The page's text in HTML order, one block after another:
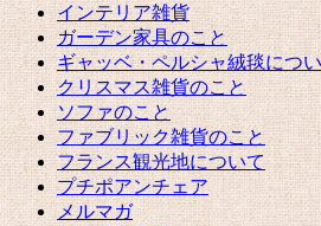
インテリア雑貨
ガーデン家具のこと
ギャッベ・ペルシャ絨毯につ
クリスマス雑貨のこと
ソファのこと
ファブリック雑貨のこと
フランス観光地について
プチポアンチェア
メルマガ